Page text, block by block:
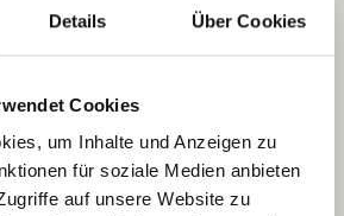
Details Über Cookies
Cookies
um Inhalte und Anzeigen zu
für soziale Medien anbieten
auf unsere Website zu
6 8 9
12 13 14
19 20 21 22